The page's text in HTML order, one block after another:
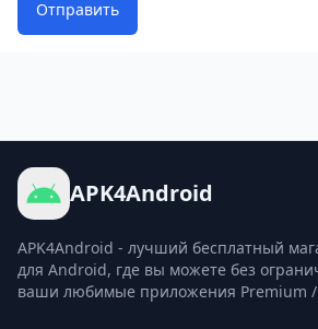
Отправить
APK4Android
APK4Android - лучший бесплатный
для Android, где вы можете без
ваши любимые приложения Premium /